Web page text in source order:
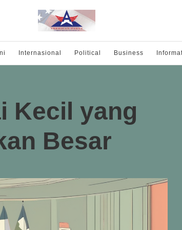
Internasional Political Business
Kecil yang
Besar